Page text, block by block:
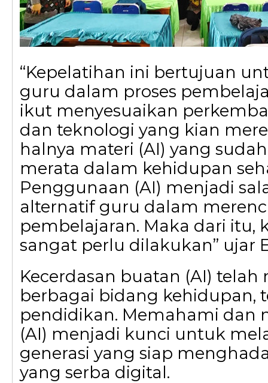
“Kepelatihan ini bertujuan
guru dalam proses
ikut menyesuaikan
dan teknologi yang kian
halnya materi (AI) yang
merata dalam kehidupan
Penggunaan (AI) menjadi
alternatif guru dalam
pembelajaran. Maka dari itu,
sangat perlu dilakukan” ujar
Kecerdasan buatan (AI)
berbagai bidang kehidupan,
pendidikan. Memahami dan
(AI) menjadi kunci untuk
generasi yang siap
yang serba digital.